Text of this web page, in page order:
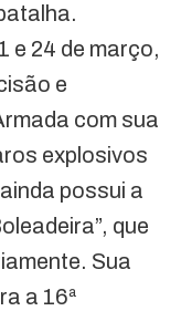
e 24 de março,
e
com sua
explosivos
possui a
que
Sua
a 16ª